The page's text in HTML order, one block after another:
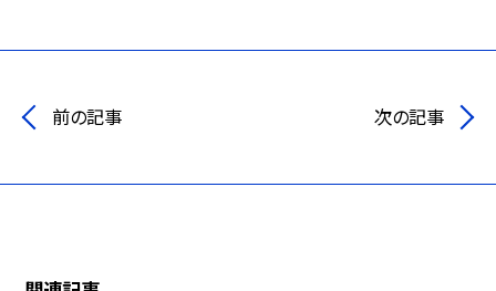
前の記事 次の記事